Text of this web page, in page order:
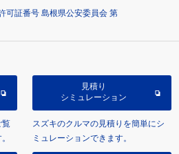
可証番号 島根県公安委員会 第
覧
見積り
シミュレーション
スズキのクルマの見積りを簡単にシ
ミュレーションできます。